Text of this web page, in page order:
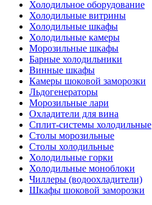
Холодильное оборудование
Холодильные витрины
Холодильные шкафы
Холодильные камеры
Морозильные шкафы
Барные холодильники
Винные шкафы
Камеры шоковой заморозки
Льдогенераторы
Морозильные лари
Охладители для вина
Сплит-системы холодильные
Столы морозильные
Столы холодильные
Холодильные горки
Холодильные моноблоки
Чиллеры (водоохладители)
Шкафы шоковой заморозки